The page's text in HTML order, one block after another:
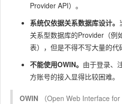
Provider API）。
系统仅依据关系数据库设计。
关系型数据库的Provider（例
表），但是不得不写大量的代
不能使用OWIN。 由于登录、
方账号的接入显得比较困难。
OWIN
（Open Web Interface